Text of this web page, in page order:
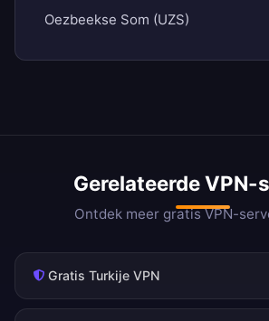
Oezbeekse Som (UZS)
Gerelateerde VPN-
Ontdek meer gratis VPN-
Gratis Turkije VPN